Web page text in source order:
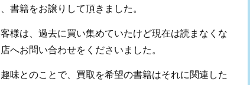
書籍をお譲りして頂きました。
様は、過去に買い集めていたけど現在は読まなくな
へお問い合わせをくださいました。
味とのことで、買取を希望の書籍はそれに関連した